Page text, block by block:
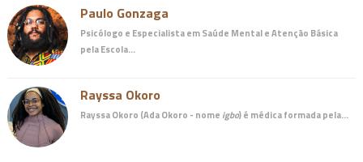
Paulo Gonzaga
Psicólogo e Especialista em Saúde Mental e Atenção Básica
pela Escola…
Rayssa Okoro
Rayssa Okoro (Ada Okoro - nome igbo) é médicaformada pela…